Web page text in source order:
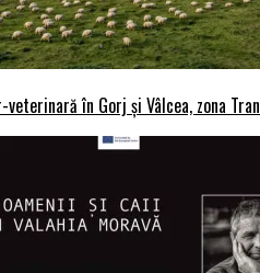
în Gorj și Vâlcea, zona